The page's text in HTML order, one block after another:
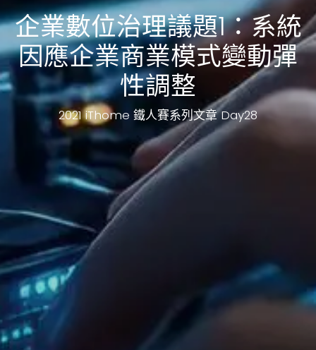
企業數位治理議題1：系統
因應企業商業模式變動彈
性調整
2021 iThome 鐵人賽系列文章 Day28